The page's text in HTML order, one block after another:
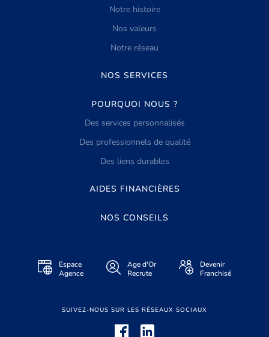
Notre histoire
Nos valeurs
Notre réseau
NOS SERVICES
POURQUOI NOUS ?
Des services personnalisés
Des professionnels de qualité
Des liens durables
AIDES FINANCIÈRES
NOS CONSEILS
Espace
Agence
Age d'Or
Recrute
Devenir
Franchisé
SUIVEZ-NOUS SUR LES RÉSEAUX SOCIAUX